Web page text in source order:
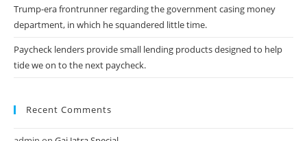
Trump-era frontrunner regarding the government casing money
department, in which he squandered little time.
Paycheck lenders provide small lending products designed to help
tide we on to the next paycheck.
Recent Comments